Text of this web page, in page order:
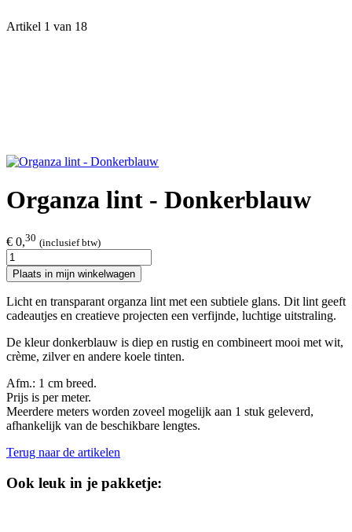
Artikel 1 van 18
Organza lint - Donkerblauw
€ 0,30 (inclusief btw)
Plaats in mijn winkelwagen
Licht en transparant organza lint met een subtiele glans. Dit lint geeft
cadeautjes en creatieve projecten een verfijnde, luchtige uitstraling.
De kleur donkerblauw is diep en rustig en combineert mooi met wit,
crème, zilver en andere koele tinten.
Afm.: 1 cm breed.​
Prijs is per meter.
Meerdere meters worden zoveel mogelijk aan 1 stuk geleverd,
afhankelijk van de beschikbare lengtes.
Terug naar de artikelen
Ook leuk in je pakketje: